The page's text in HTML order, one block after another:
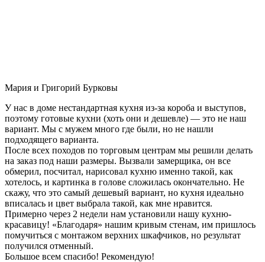
Мария и Григорий Бурковы
У нас в доме нестандартная кухня из-за короба и выступов,
поэтому готовые кухни (хоть они и дешевле) — это не наш
вариант. Мы с мужем много где были, но не нашли
подходящего варианта.
После всех походов по торговым центрам мы решили делать
на заказ под наши размеры. Вызвали замерщика, он все
обмерил, посчитал, нарисовал кухню именно такой, как
хотелось, и картинка в голове сложилась окончательно. Не
скажу, что это самый дешевый вариант, но кухня идеально
вписалась и цвет выбрала такой, как мне нравится.
Примерно через 2 недели нам установили нашу кухню-
красавицу! «Благодаря» нашим кривым стенам, им пришлось
помучиться с монтажом верхних шкафчиков, но результат
получился отменный.
Большое всем спасибо! Рекомендую!